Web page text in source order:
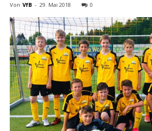
Von VfB - 29. Mai 2018 0